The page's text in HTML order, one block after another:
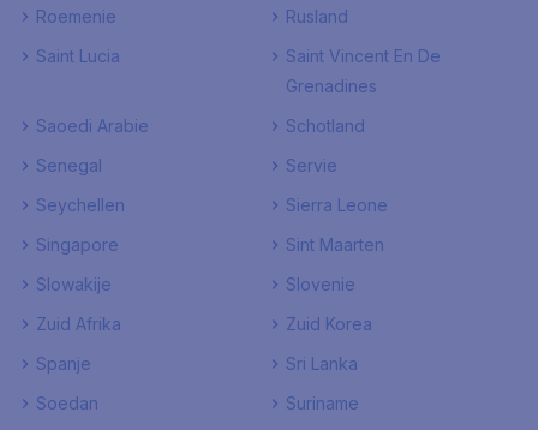
Roemenie
Rusland
Saint Lucia
Saint Vincent En De
Grenadines
Saoedi Arabie
Schotland
Senegal
Servie
Seychellen
Sierra Leone
Singapore
Sint Maarten
Slowakije
Slovenie
Zuid Afrika
Zuid Korea
Spanje
Sri Lanka
Soedan
Suriname